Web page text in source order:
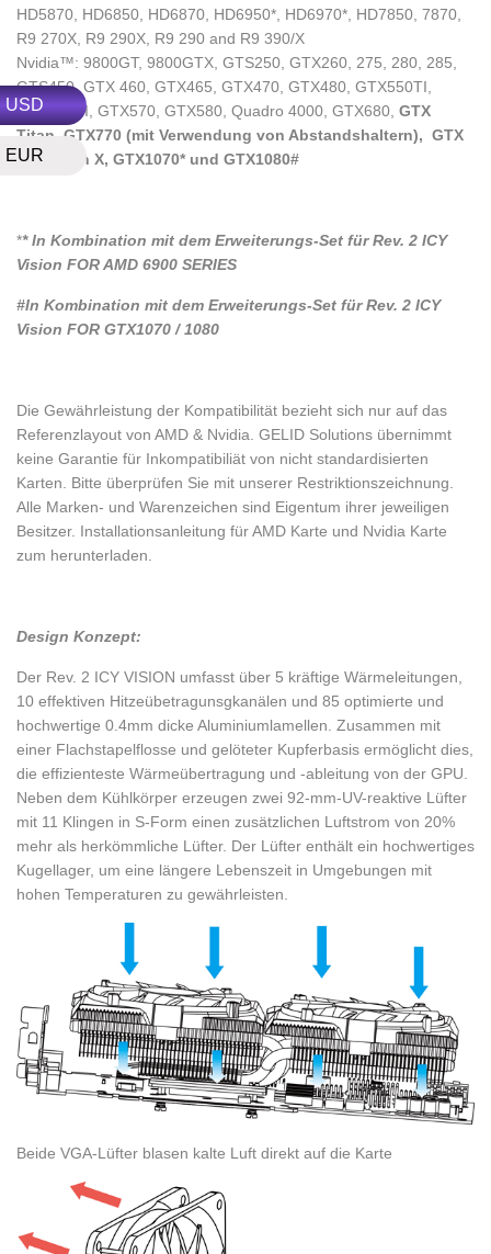
USD
EUR
HD5870, HD6850, HD6870, HD6950*, HD6970*, HD7850, 7870,
R9 270X, R9 290X, R9 290 and R9 390/X
Nvidia™: 9800GT, 9800GTX, GTS250, GTX260, 275, 280, 285,
GTS450, GTX 460, GTX465, GTX470, GTX480, GTX550TI,
GTX560TI, GTX570, GTX580, Quadro 4000, GTX680, GTX
Titan, GTX770 (mit Verwendung von Abstandshaltern), GTX
780, Titan X, GTX1070* und GTX1080#
** In Kombination mit dem Erweiterungs-Set für Rev. 2 ICY
Vision FOR AMD 6900 SERIES
#In Kombination mit dem Erweiterungs-Set für Rev. 2 ICY
Vision FOR GTX1070 / 1080
Die Gewährleistung der Kompatibilität bezieht sich nur auf das
Referenzlayout von AMD & Nvidia. GELID Solutions übernimmt
keine Garantie für Inkompatibiliät von nicht standardisierten
Karten. Bitte überprüfen Sie mit unserer Restriktionszeichnung.
Alle Marken- und Warenzeichen sind Eigentum ihrer jeweiligen
Besitzer. Installationsanleitung fürAMD Karte und Nvidia Karte
zum herunterladen.
Design Konzept:
Der Rev. 2 ICY VISION umfasst über 5 kräftige Wärmeleitungen,
10 effektiven Hitzeübetragunsgkanälen und 85 optimierte und
hochwertige 0.4mm dicke Aluminiumlamellen. Zusammen mit
einer Flachstapelflosse und gelöteter Kupferbasis ermöglicht dies,
die effizienteste Wärmeübertragung und -ableitung von der GPU.
Neben dem Kühlkörper erzeugen zwei 92-mm-UV-reaktive Lüfter
mit 11 Klingen in S-Form einen zusätzlichen Luftstrom von 20%
mehr als herkömmliche Lüfter. Der Lüfter enthält ein hochwertiges
Kugellager, um eine längere Lebenszeit in Umgebungen mit
hohen Temperaturen zu gewährleisten.
Beide VGA-Lüfter blasen kalte Luft direkt auf die Karte